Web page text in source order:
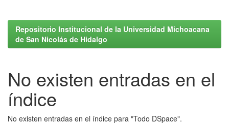
Repositorio Institucional de la Universidad Michoacana
de San Nicolás de Hidalgo
No existen entradas en el
índice
No existen entradas en el índice para "Todo DSpace".